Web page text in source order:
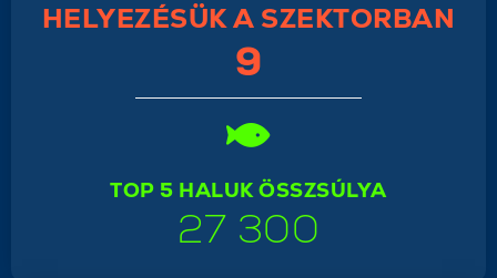
HELYEZÉSÜK A SZEKTORBAN
9
TOP 5 HALUK ÖSSZSÚLYA
27 300